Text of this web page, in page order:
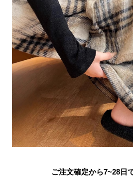
ご注文確定から7~28日